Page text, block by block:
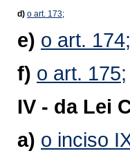
d) o art. 173;
e) o art.
f) o art. 175;
IV - da Lei
a) o inciso